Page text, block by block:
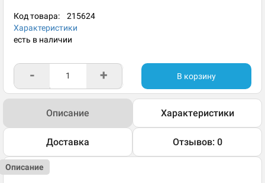
Код товара: 215624
Характеристики
есть в наличии
- + В корзину
Описание Характеристики
Доставка Отзывов: 0
Описание